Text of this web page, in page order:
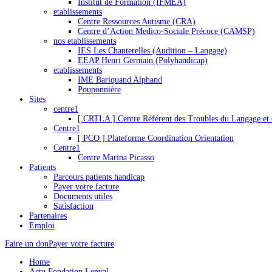
Institut de Formation (IFMEA)
etablissements
Centre Ressources Autisme (CRA)
Centre d’Action Medico-Sociale Précoce (CAMSP)
nos etablissements
IES Les Chanterelles (Audition – Langage)
EEAP Henri Germain (Polyhandicap)
etablissements
IME Bariquand Alphand
Pouponnière
Sites
centre1
[ CRTLA ] Centre Référent des Troubles du Langage et
Centre1
[ PCO ] Plateforme Coordination Orientation
Centre1
Centre Marina Picasso
Patients
Parcours patients handicap
Payer votre facture
Documents utiles
Satisfaction
Partenaires
Emploi
Faire un donPayer votre facture
Home